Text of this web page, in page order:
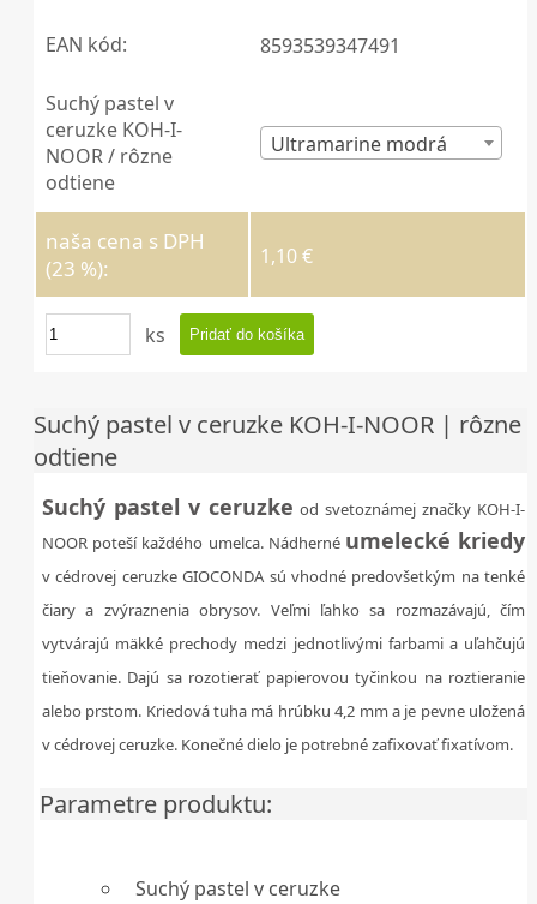
EAN kód: 8593539347491
Suchý pastel v
ceruzke KOH-I-
NOOR / rôzne
odtiene
Ultramarine modrá
naša cena s DPH
(23 %):
1,10 €
ks
Suchý pastel v ceruzke KOH-I-NOOR | rôzne
odtiene
Suchý pastel v ceruzke od svetoznámej značky KOH-I-
NOOR poteší každého umelca. Nádherné umelecké kriedy
v cédrovej ceruzke GIOCONDA sú vhodné predovšetkým na tenké
čiary a zvýraznenia obrysov. Veľmi ľahko sa rozmazávajú, čím
vytvárajú mäkké prechody medzi jednotlivými farbami a uľahčujú
tieňovanie. Dajú sa rozotierať papierovou tyčinkou na roztieranie
alebo prstom. Kriedová tuha má hrúbku 4,2 mm a je pevne uložená
v cédrovej ceruzke. Konečné dielo je potrebné zafixovať fixatívom.
Parametre produktu:
Suchý pastel v ceruzke